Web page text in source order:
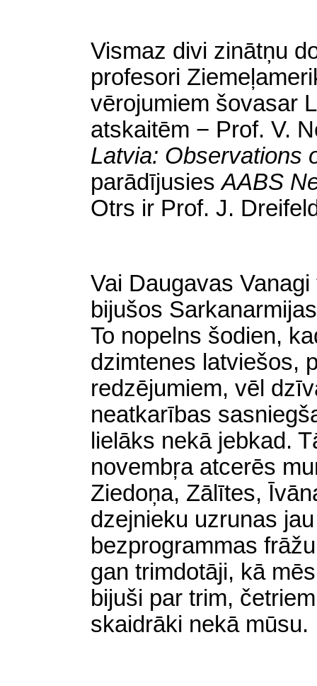
Vismaz divi zinātņu
profesori
vērojumiem šovasar
atskaitēm − Prof. V.
Latvia: Observations
parādījusiesAABS
Otrs ir Prof. J.
Vai Daugavas
bijušos
To nopelns šodien,
dzimtenes latviešos,
redzējumiem, vēl
neatkarības
lielāks nekā jebkad.
novembŗa atcerēs
Ziedoņa, Zālītes,
dzejnieku uzrunas
bezprogrammas
gan trimdotāji, kā
bijuši par trim,
skaidrāki nekā mūsu.